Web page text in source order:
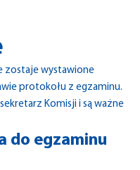
zostaje wystawione
protokołu z egzaminu.
Komisji i są ważne
do egzaminu